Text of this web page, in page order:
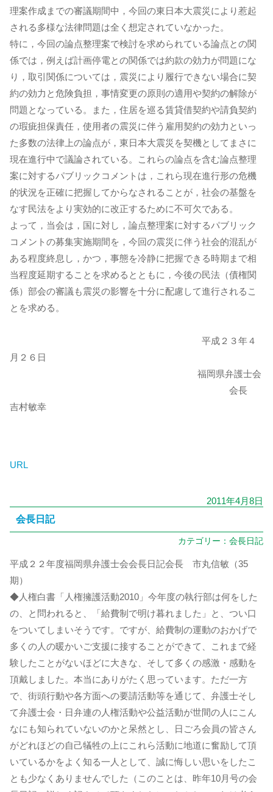
理案作成までの審議期間中，今回の東日本大震災により惹起
される多様な法律問題は全く想定されていなかった。
特に，今回の論点整理案で検討を求められている論点との関
係では，例えば計画停電との関係では約款の効力が問題にな
り，取引関係については，震災により履行できない場合に契
約の効力と危険負担，事情変更の原則の適用や契約の解除が
問題となっている。また，住居を巡る賃貸借契約や請負契約
の瑕疵担保責任，使用者の震災に伴う雇用契約の効力といっ
た多数の法律上の論点が，東日本大震災を契機としてまさに
現在進行中で議論されている。これらの論点を含む論点整理
案に対するパブリックコメントは，これら現在進行形の危機
的状況を正確に把握してからなされることが，社会の基盤を
なす民法をより実効的に改正するために不可欠である。
よって，当会は，国に対し，論点整理案に対するパブリック
コメントの募集実施期間を，今回の震災に伴う社会的混乱が
ある程度終息し，かつ，事態を冷静に把握できる時期まで相
当程度延期することを求めるとともに，今後の民法（債権関
係）部会の審議も震災の影響を十分に配慮して進行されるこ
とを求める。
平成２３年４
月２６日
福岡県弁護士会
会長
吉村敏幸
URL
2011年4月8日
会長日記
カテゴリー： 会長日記
平成２２年度福岡県弁護士会会長日記会長 市丸信敏（35
期）
◆人権白書「人権擁護活動2010」今年度の執行部は何をした
の、と問われると、「給費制で明け暮れました」と、つい口
をついてしまいそうです。ですが、給費制の運動のおかげで
多くの人の暖かいご支援に接することができて、これまで経
験したことがないほどに大きな、そして多くの感激・感動を
頂戴しました。本当にありがたく思っています。ただ一方
で、街頭行動や各方面への要請活動等を通じて、弁護士そし
て弁護士会・日弁連の人権活動や公益活動が世間の人にこん
なにも知られていないのかと呆然とし、日ごろ会員の皆さん
がどれほどの自己犠牲の上にこれら活動に地道に奮励して頂
いているかをよく知る一人として、誠に悔しい思いをしたこ
とも少なくありませんでした（このことは、昨年10月号の会